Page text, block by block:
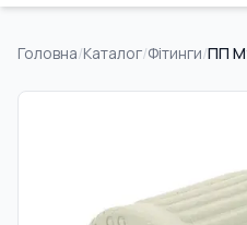
Головна/Каталог/Фітинги/